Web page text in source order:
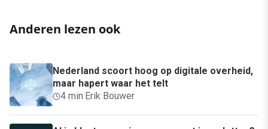
Anderen lezen ook
Nederland scoort hoog op digitale overheid,
maar hapert waar het telt
4 min·Erik Bouwer